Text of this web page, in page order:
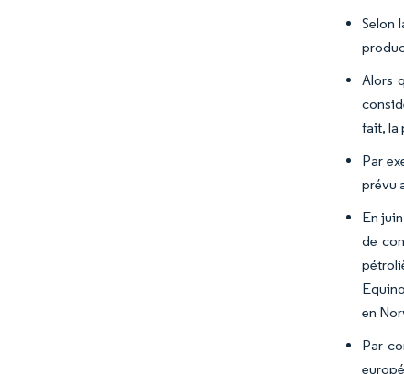
Selon
Alors
fait, la
Par
prévu
En
de
en
Par